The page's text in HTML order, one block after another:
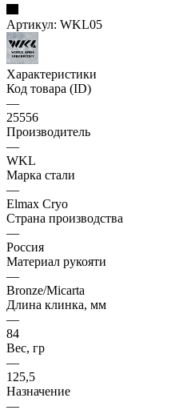
Артикул: WKL05
Характеристики
Код товара (ID)
—
25556
Производитель
—
WKL
Марка стали
—
Elmax Cryo
Страна производства
—
Россия
Материал рукояти
—
Bronze/Micarta
Длина клинка, мм
—
84
Вес, гр
—
125,5
Назначение
—